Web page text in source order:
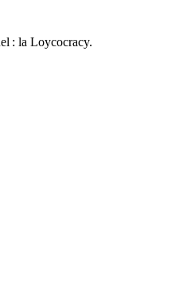
: la Loycocracy.